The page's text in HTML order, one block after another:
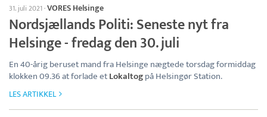
31. juli 2021·VORES Helsinge
Nordsjællands Politi: Seneste nyt fra
Helsinge - fredag den 30. juli
En 40-årig beruset mand fra Helsinge nægtede torsdag formiddag
klokken 09.36 at forlade etLokaltogpå Helsingør Station.
LES ARTIKKEL